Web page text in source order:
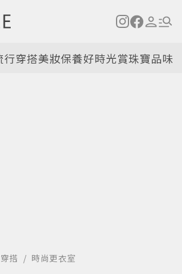
行穿搭美妝保養好時光賞珠寶品味
搭 時尚更衣室